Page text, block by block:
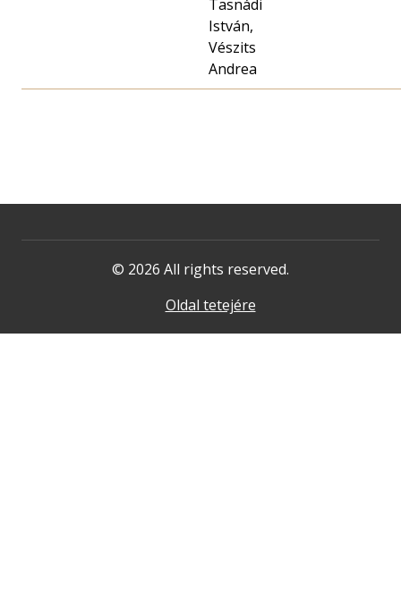
Tasnádi
István,
Vészits
Andrea
© 2026 All rights reserved.
Oldal tetejére